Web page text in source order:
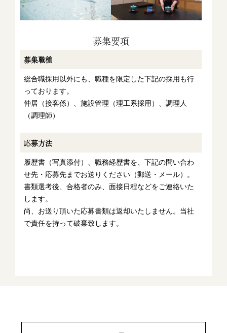
募集要項
募集職種
総合職採用以外にも、職種を限定した下記の採用も行
っております。
仲居（接客係）、施設管理（理工系採用）、調理人
（調理師）
応募方法
履歴書（写真添付）、職務経歴書を、下記の問い合わ
せ先・応募先までお送りください（郵送・メール）。
書類選考後、合格者のみ、面接日程などをご連絡いた
します。
尚、お送り頂いた応募書類は返却いたしません。当社
で責任を持って破棄致します。